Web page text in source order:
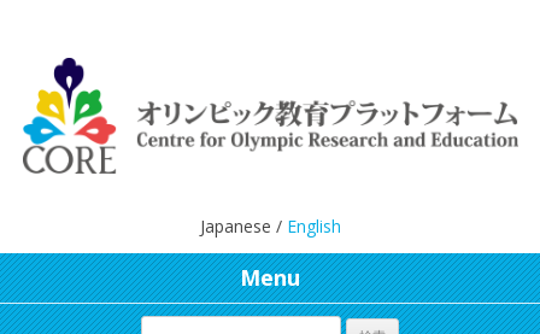
Japanese / English
Menu